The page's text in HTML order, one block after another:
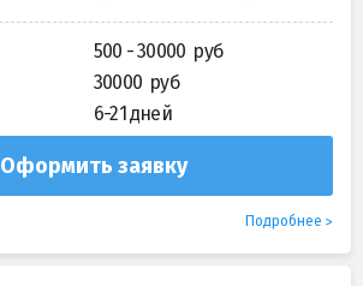
500 - 30000
30000
6-21 дней
Оформить заявку
Подробнее